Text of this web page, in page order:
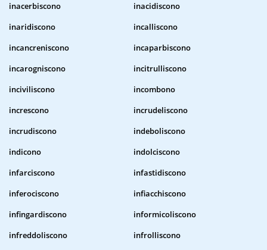
inacerbiscono
inacidiscono
inaridiscono
incalliscono
incancreniscono
incaparbiscono
incarogniscono
incitrulliscono
inciviliscono
incombono
increscono
incrudeliscono
incrudiscono
indeboliscono
indicono
indolciscono
infarciscono
infastidiscono
inferociscono
infiacchiscono
infingardiscono
informicoliscono
infreddoliscono
infrolliscono